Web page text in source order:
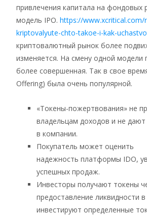
привлечения капитала на фондовых
модель IPO. https://
kriptovalyute-chto-takoe-i-kak-
криптовалютный рынок более
изменяется. На смену одной модели
более совершенная. Так в свое
Offering) была очень популярной.
«Токены-пожертвования» не
владельцам доходов и не
в компании.
Покупатель может оценить
надежность платформы IDO,
успешных продаж.
Инвесторы получают токены
предоставление ликвидности
инвестируют определенные